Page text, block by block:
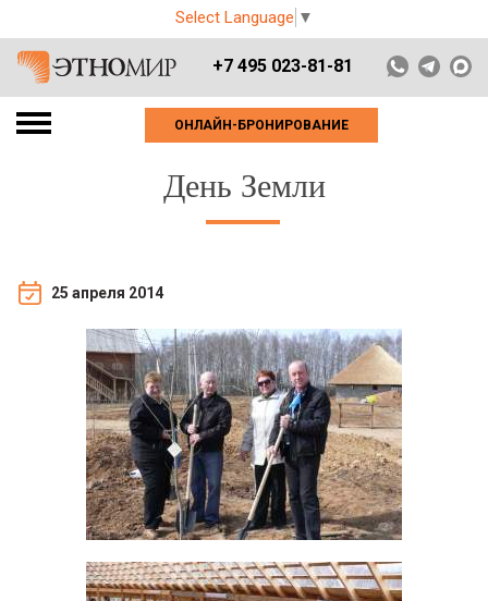
Select Language ▼
+7 495 023-81-81
ОНЛАЙН-БРОНИРОВАНИЕ
День Земли
25 апреля 2014